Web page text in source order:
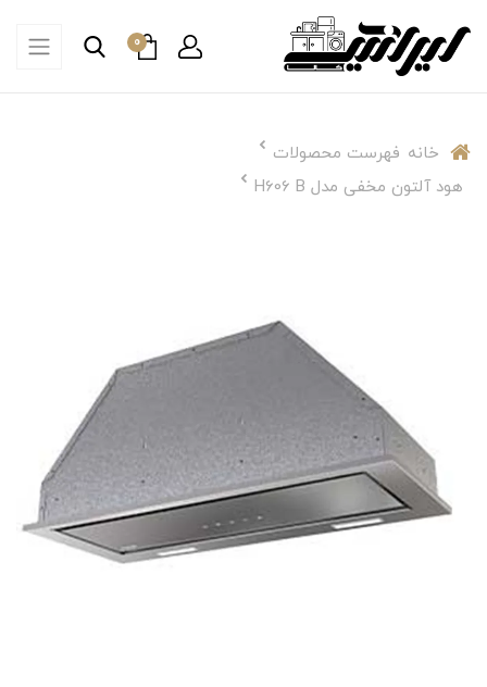
0
خانه فهرست محصولات
هود آلتون مخفی مدل H606 B